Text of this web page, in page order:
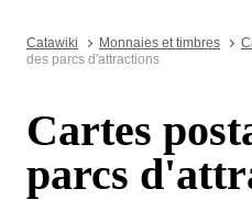
Catawiki Monnaies et timbres
des parcs d'attractions
Cartes
parcs